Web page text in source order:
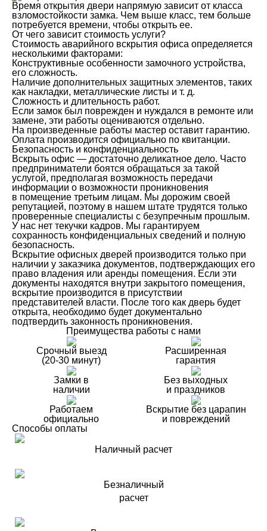
Время открытия двери напрямую зависит от класса
взломостойкости замка. Чем выше класс, тем больше
потребуется времени, чтобы открыть ее.
От чего зависит стоимость услуги?
Стоимость аварийного вскрытия офиса определяется
несколькими факторами:
Конструктивные особенности замочного устройства,
его сложность.
Наличие дополнительных защитных элементов, таких
как накладки, металлические листы и т. д.
Сложность и длительность работ.
Если замок был поврежден и нуждался в ремонте или
замене, эти работы оцениваются отдельно.
На произведенные работы мастер оставит гарантию.
Оплата производится официально по квитанции.
Безопасность и конфиденциальность
Вскрыть офис — достаточно деликатное дело. Часто
предприниматели боятся обращаться за такой
услугой, предполагая возможность передачи
информации о возможности проникновения
в помещение третьим лицам. Мы дорожим своей
репутацией, поэтому в нашем штате трудятся только
проверенные специалисты с безупречным прошлым.
У нас нет текучки кадров. Мы гарантируем
сохранность конфиденциальных сведений и полную
безопасность.
Вскрытие офисных дверей производится только при
наличии у заказчика документов, подтверждающих его
право владения или аренды помещения. Если эти
документы находятся внутри закрытого помещения,
вскрытие производится в присутствии
представителей власти. После того как дверь будет
открыта, необходимо будет документально
подтвердить законность проникновения.
Преимущества работы с нами
Срочный выезд
(20-30 минут)
Расширенная
гарантия
Замки в
наличии
Без выходных
и праздников
Работаем
официально
Вскрытие без царапин
и повреждений
Способы оплаты
Наличный расчет
Безналичный
расчет